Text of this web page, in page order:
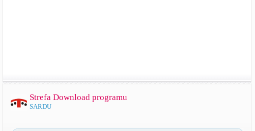
Strefa Download programu
SARDU